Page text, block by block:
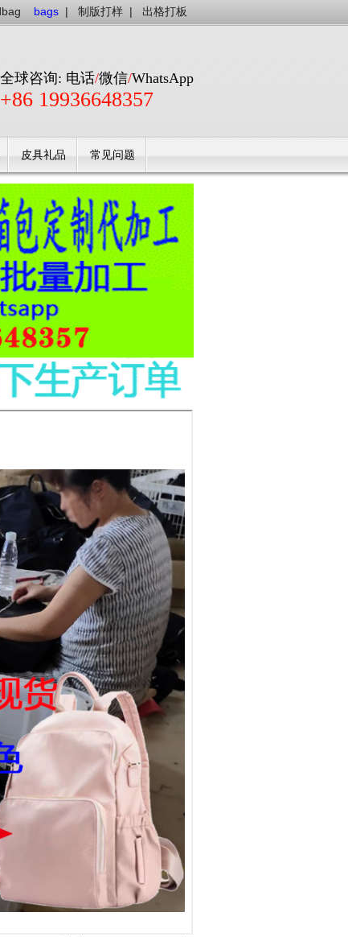
bags | 制版打样 | 出格打板
全球咨询: 电话/微信/WhatsApp
+86 19936648357
皮具礼品 常见问题